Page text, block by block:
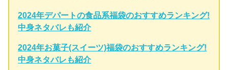
2024年デパートの食品系福袋のおすすめランキング!
中身ネタバレも紹介
2024年お菓子(スイーツ)福袋のおすすめランキング!
中身ネタバレも紹介